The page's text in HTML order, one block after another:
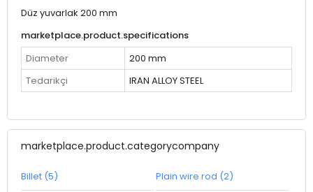
Düz yuvarlak 200 mm
marketplace.product.specifications
Diameter
200 mm
Tedarikçi
IRAN ALLOY STEEL
marketplace.product.categorycompany
Billet (5) Plain wire rod (2)